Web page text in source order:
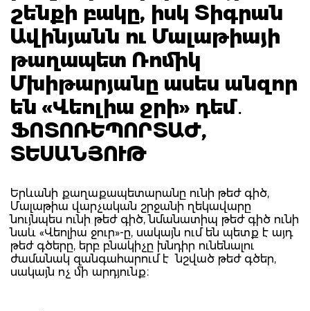
շենքի բակը, իսկ Տիգրան
Ավինյանն ու Մալաթիայի
թաղապետ Ռոմիկ
Մխիթարյանը ասես անզոր
են «Վեոլիա ջրի» դեմ․
ՖՈՏՈՌԵՊՈՐՏԱԺ,
ՏԵՍԱՆՅՈՒԹ
Երևանի քաղաքապետարանը ունի թեժ գիծ,
Մալաթիա վարչական շրջանի ղեկավարը
նույնպես ունի թեժ գիծ, նմանատիպ թեժ գիծ ունի
նաև «Վեոլիա ջուր»-ը, սակայն ում են պետք է այդ
թեժ գծերը, երբ բնակիչը խնդիր ունենալու
ժամանակ զանգահարում է նշված թեժ գծեր,
սակայն ոչ մի արդյունք։